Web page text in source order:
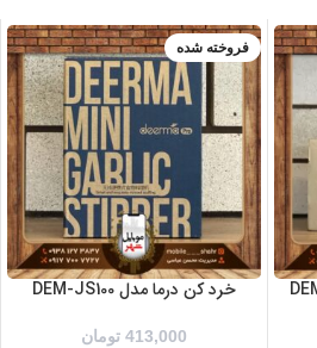
فروخته شده
خرد کن درما مدل DEM-JS100
413,000 تومان